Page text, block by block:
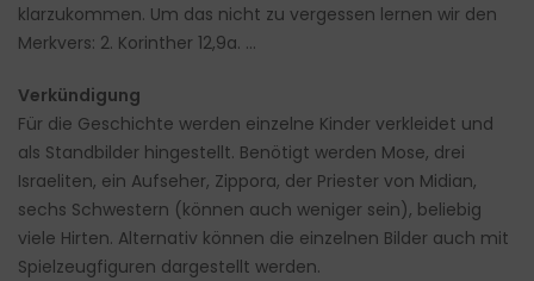
klarzukommen. Um das nicht zu vergessen lernen wir den
Merkvers: 2. Korinther 12,9a. …
Verkündigung
Für die Geschichte werden einzelne Kinder verkleidet und
als Standbilder hingestellt. Benötigt werden Mose, drei
Israeliten, ein Aufseher, Zippora, der Priester von Midian,
sechs Schwestern (können auch weniger sein), beliebig
viele Hirten. Alternativ können die einzelnen Bilder auch mit
Spielzeugfiguren dargestellt werden.